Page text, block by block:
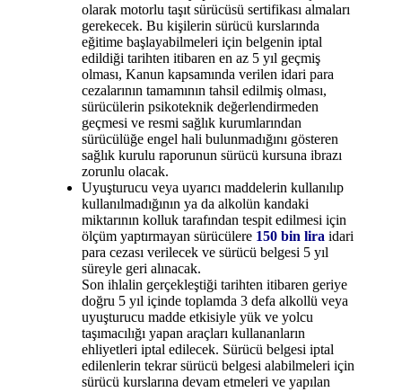
olarak motorlu taşıt sürücüsü sertifikası almaları
gerekecek. Bu kişilerin sürücü kurslarında
eğitime başlayabilmeleri için belgenin iptal
edildiği tarihten itibaren en az 5 yıl geçmiş
olması, Kanun kapsamında verilen idari para
cezalarının tamamının tahsil edilmiş olması,
sürücülerin psikoteknik değerlendirmeden
geçmesi ve resmi sağlık kurumlarından
sürücülüğe engel hali bulunmadığını gösteren
sağlık kurulu raporunun sürücü kursuna ibrazı
zorunlu olacak.
Uyuşturucu veya uyarıcı maddelerin kullanılıp
kullanılmadığının ya da alkolün kandaki
miktarının kolluk tarafından tespit edilmesi için
ölçüm yaptırmayan sürücülere 150 bin lira idari
para cezası verilecek ve sürücü belgesi 5 yıl
süreyle geri alınacak.
Son ihlalin gerçekleştiği tarihten itibaren geriye
doğru 5 yıl içinde toplamda 3 defa alkollü veya
uyuşturucu madde etkisiyle yük ve yolcu
taşımacılığı yapan araçları kullananların
ehliyetleri iptal edilecek. Sürücü belgesi iptal
edilenlerin tekrar sürücü belgesi alabilmeleri için
sürücü kurslarına devam etmeleri ve yapılan